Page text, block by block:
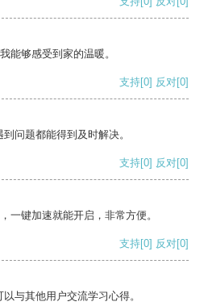
能够感受到家的温暖。
支持[0] 反对[0]
问题都能得到及时解决。
支持[0] 反对[0]
一键加速就能开启，非常方便。
支持[0] 反对[0]
与其他用户交流学习心得。